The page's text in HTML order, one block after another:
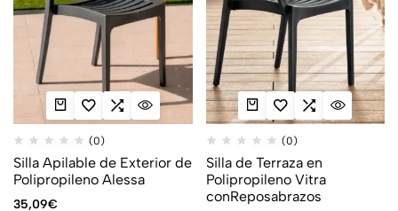
(0)
Silla Apilable de Exterior de
Polipropileno Alessa
35,09€
(0)
Silla de Terraza en
Polipropileno Vitra
conReposabrazos